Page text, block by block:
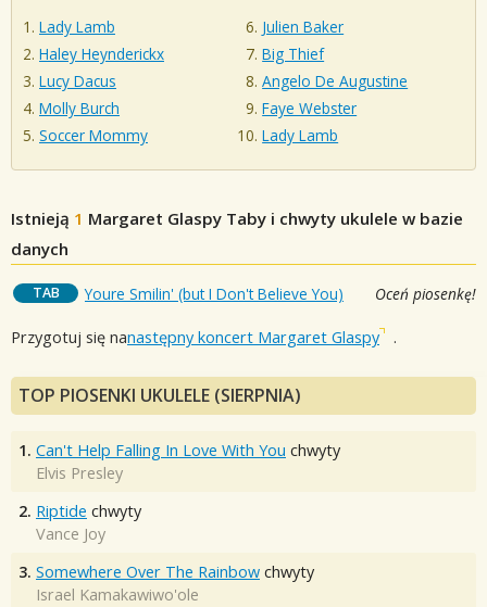
Lady Lamb
Haley Heynderickx
Lucy Dacus
Molly Burch
Soccer Mommy
Julien Baker
Big Thief
Angelo De Augustine
Faye Webster
Lady Lamb
Istnieją 1 Margaret Glaspy Taby i chwyty ukulele w bazie
danych
TAB Youre Smilin' (but I Don't Believe You) Oceń piosenkę!
Przygotuj się nanastępny koncert Margaret Glaspy .
TOP PIOSENKI UKULELE (SIERPNIA)
1. Can't Help Falling In Love With You chwyty
Elvis Presley
2. Riptide chwyty
Vance Joy
3. Somewhere Over The Rainbow chwyty
Israel Kamakawiwo'ole